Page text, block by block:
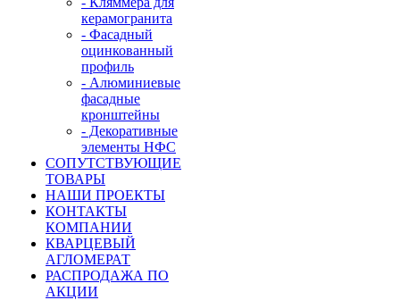
керамогранита
- Фасадный
оцинкованный
профиль
- Алюминиевые
фасадные
кронштейны
- Декоративные
элементы НФС
СОПУТСТВУЮЩИЕ
ТОВАРЫ
НАШИ ПРОЕКТЫ
КОНТАКТЫ
КОМПАНИИ
КВАРЦЕВЫЙ
АГЛОМЕРАТ
РАСПРОДАЖА ПО
АКЦИИ